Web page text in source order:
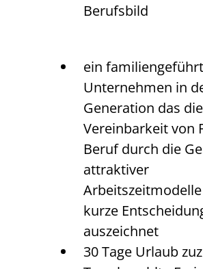
Berufsbild
ein
Unternehmen in
Generation das die
Vereinbarkeit von
Beruf durch die
attraktiver
kurze
auszeichnet
30 Tage Urlaub